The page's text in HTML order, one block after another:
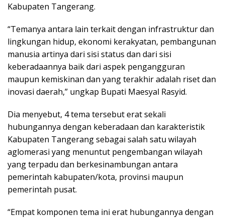
Kabupaten Tangerang.
“Temanya antara lain terkait dengan infrastruktur dan
lingkungan hidup, ekonomi kerakyatan, pembangunan
manusia artinya dari sisi status dan dari sisi
keberadaannya baik dari aspek pengangguran
maupun kemiskinan dan yang terakhir adalah riset dan
inovasi daerah,” ungkap Bupati Maesyal Rasyid.
Dia menyebut, 4 tema tersebut erat sekali
hubungannya dengan keberadaan dan karakteristik
Kabupaten Tangerang sebagai salah satu wilayah
aglomerasi yang menuntut pengembangan wilayah
yang terpadu dan berkesinambungan antara
pemerintah kabupaten/kota, provinsi maupun
pemerintah pusat.
“Empat komponen tema ini erat hubungannya dengan